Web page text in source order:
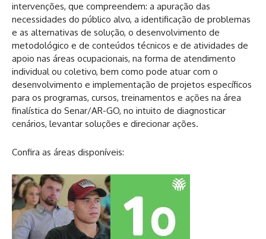
intervenções, que compreendem: a apuração das
necessidades do público alvo, a identificação de problemas
e as alternativas de solução, o desenvolvimento de
metodológico e de conteúdos técnicos e de atividades de
apoio nas áreas ocupacionais, na forma de atendimento
individual ou coletivo, bem como pode atuar com o
desenvolvimento e implementação de projetos específicos
para os programas, cursos, treinamentos e ações na área
finalística do Senar/AR-GO, no intuito de diagnosticar
cenários, levantar soluções e direcionar ações.
Confira as áreas disponíveis: